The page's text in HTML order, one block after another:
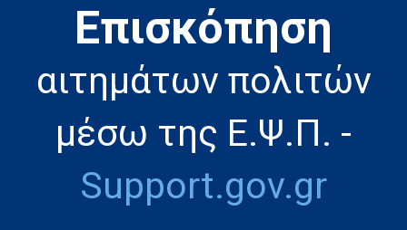
Eπισκόπηση
αιτημάτων πολιτών
μέσω της Ε.Ψ.Π. -
Support.gov.gr